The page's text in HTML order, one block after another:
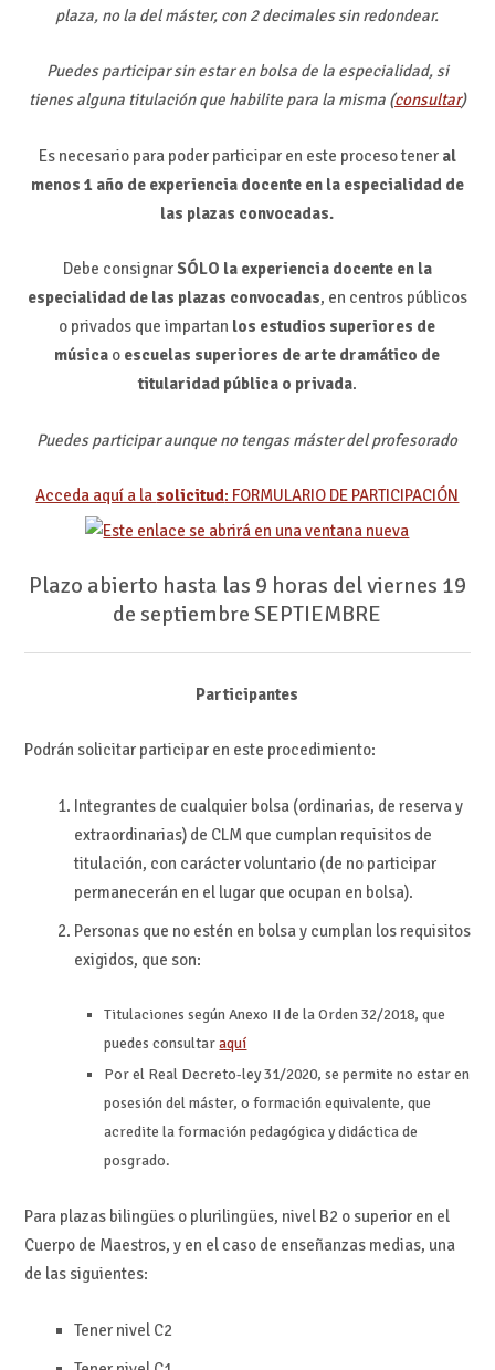
plaza, no la del máster, con 2 decimales sin redondear.
Puedes participar sin estar en bolsa de la especialidad, si
tienes alguna titulación que habilite para la misma (consultar)
Es necesario para poder participar en este proceso tener al
menos 1 año de experiencia docente en la especialidad de
las plazas convocadas.
Debe consignarSÓLO la experiencia docente en la
especialidad de las plazas convocadas, en centros públicos
o privados que impartan los estudios superiores de
música o escuelas superiores de arte dramático de
titularidad pública o privada.
Puedes participar aunque no tengas máster del profesorado
Acceda aquí a la solicitud: FORMULARIO DE PARTICIPACIÓN
Plazo abierto hasta las 9 horas del viernes 19
de septiembre SEPTIEMBRE
Participantes
Podrán solicitar participar en este procedimiento:
Integrantes de cualquier bolsa (ordinarias, de reserva y
extraordinarias) de CLM que cumplan requisitos de
titulación, con carácter voluntario (de no participar
permanecerán en el lugar que ocupan en bolsa).
Personas que no estén en bolsa y cumplan los requisitos
exigidos, que son:
Titulaciones según Anexo II de la Orden 32/2018, que
puedes consultaraquí
Por el Real Decreto-ley 31/2020, se permite no estar en
posesión del máster, o formación equivalente, que
acredite la formación pedagógica y didáctica de
posgrado.
Para plazas bilingües o plurilingües, nivel B2 o superior en el
Cuerpo de Maestros, y en el caso de enseñanzas medias, una
de las siguientes:
Tener nivel C2